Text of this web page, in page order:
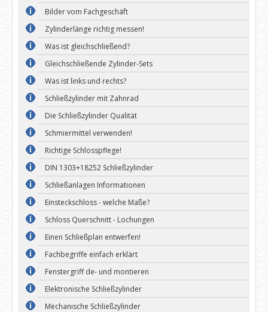
Bilder vom Fachgeschäft
Zylinderlänge richtig messen!
Was ist gleichschließend?
Gleichschließende Zylinder-Sets
Was ist links und rechts?
Schließzylinder mit Zahnrad
Die Schließzylinder Qualität
Schmiermittel verwenden!
Richtige Schlosspflege!
DIN 1303+18252 Schließzylinder
Schließanlagen Informationen
Einsteckschloss - welche Maße?
Schloss Querschnitt - Lochungen
Einen Schließplan entwerfen!
Fachbegriffe einfach erklärt
Fenstergriff de- und montieren
Elektronische Schließzylinder
Mechanische Schließzylinder